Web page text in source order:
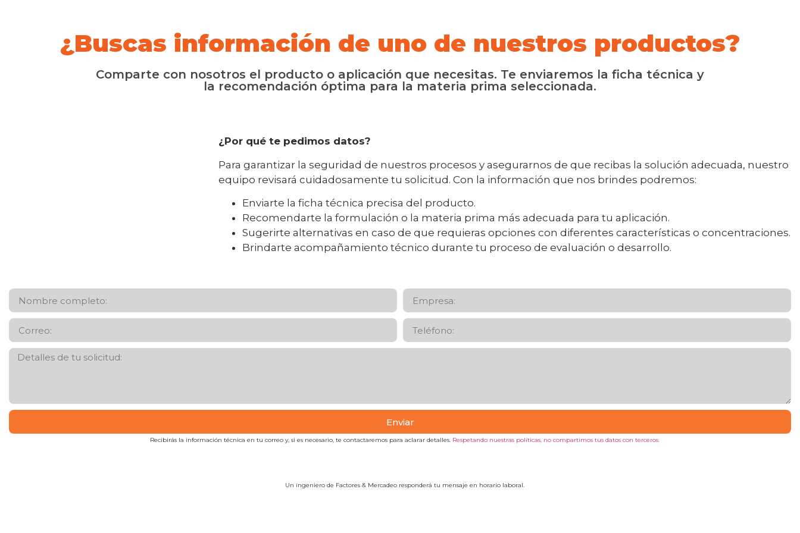
¿Buscas información de uno de nuestros productos?
Comparte con nosotros el producto o aplicación que necesitas. Te enviaremos la ficha técnica y
la recomendación óptima para la materia prima seleccionada.
¿Por qué te pedimos datos?
Para garantizar la seguridad de nuestros procesos y asegurarnos de que recibas la solución adecuada, nuestro
equipo revisará cuidadosamente tu solicitud. Con la información que nos brindes podremos:
Enviarte la ficha técnica precisa del producto.
Recomendarte la formulación o la materia prima más adecuada para tu aplicación.
Sugerirte alternativas en caso de que requieras opciones con diferentes características o concentraciones.
Brindarte acompañamiento técnico durante tu proceso de evaluación o desarrollo.
Enviar
Recibirás la información técnica en tu correo y, si es necesario, te contactaremos para aclarar detalles. Respetando nuestras políticas, no compartimos tus datos con terceros.
Un ingeniero de Factores & Mercadeo responderá tu mensaje en horario laboral.